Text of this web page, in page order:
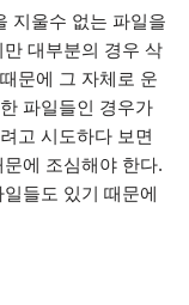
지울수 없는 파일을
대부분의 경우 삭
문에 그 자체로 운
파일들인 경우가
고 시도하다 보면
에 조심해야 한다.
들도 있기 때문에